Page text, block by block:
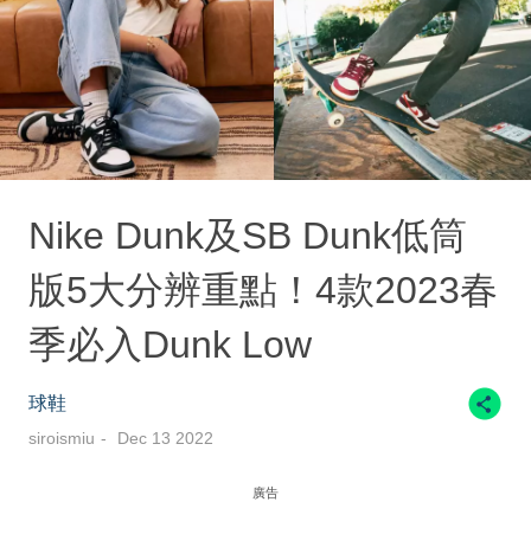
Nike Dunk及SB Dunk低筒
版5大分辨重點！4款2023春
季必入Dunk Low
球鞋
siroismiu Dec 13 2022
廣告